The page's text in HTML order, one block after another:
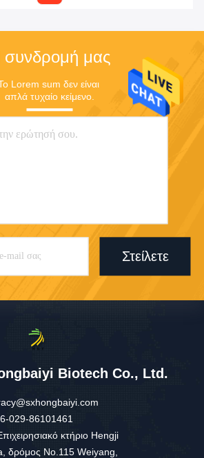
συνδρομή μας
Lorem sum δεν είναι
απλά τυχαίο κείμενο.
Στείλετε
Biotech Co., Ltd.
029-86101461
κτήριο Hengji
δρόμος No.115 Weiyang,